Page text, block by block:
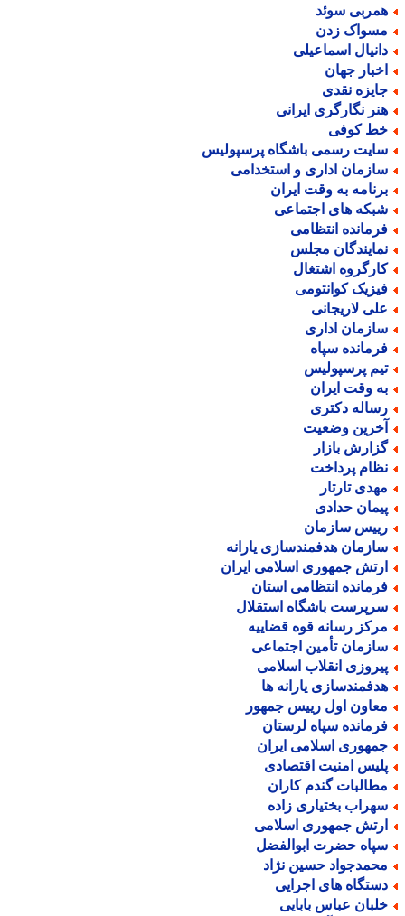
سوئد
زدن
اسماعیلی
جهان
نقدی
نگارگری ایرانی
کوفی
رسمی باشگاه پرسپولیس
اداری و استخدامی
به وقت ایران
های اجتماعی
انتظامی
مجلس
اشتغال
کوانتومی
لاریجانی
اداری
سپاه
پرسپولیس
وقت ایران
دکتری
وضعیت
بازار
پرداخت
تارتار
حدادی
سازمان
هدفمندسازی یارانه
جمهوری اسلامی ایران
انتظامی استان
باشگاه استقلال
رسانه قوه قضاییه
تأمین اجتماعی
انقلاب اسلامی
یارانه ها
اول رییس جمهور
سپاه لرستان
اسلامی ایران
امنیت اقتصادی
گندم کاران
بختیاری زاده
جمهوری اسلامی
حضرت ابوالفضل
حسین نژاد
های اجرایی
عباس بابایی